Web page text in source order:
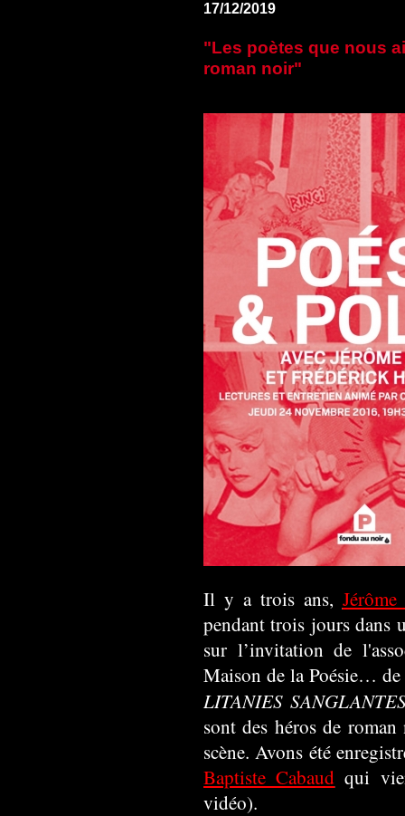
17/12/2019
"Les poètes que nous
roman noir"
Il y a trois ans,
pendant trois jours dans
sur l’invitation de
Maison de la Poésie… de
LITANIES
sont des héros de
scène. Avons été
Baptiste Cabaud qui
vidéo).